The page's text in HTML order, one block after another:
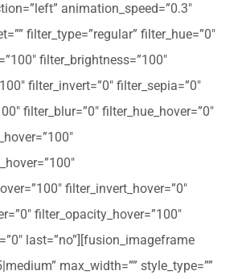
animation_speed=”0.3″
filter_type=”regular” filter_hue=”0″
filter_brightness=”100″
filter_invert=”0″ filter_sepia=”0″
filter_blur=”0″ filter_hue_hover=”0″
filter_invert_hover=”0″
filter_opacity_hover=”100″
last=”no”][fusion_imageframe
max_width=”” style_type=””